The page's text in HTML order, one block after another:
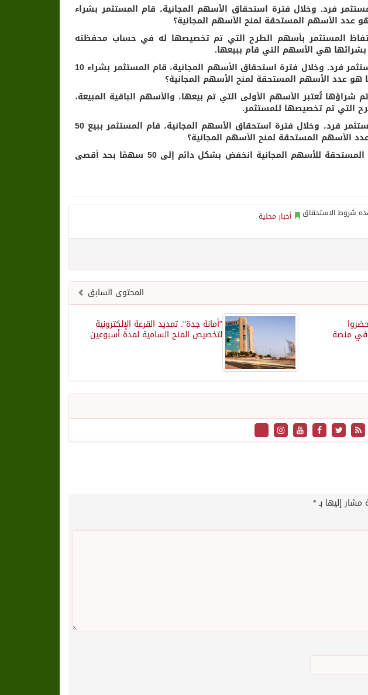
لمستثمر فرد. وخلال فترة استحقاق الأسهم المجانية، قام المستثمر بشراء
احتفاظ المستثمر بأسهم الطرح التي تم تخصيصها له في حساب محفظته
بشرائها هي الأسهم التي قام ببيعها.
3 تم تخصيص 100 سهم من أسهم الطرح لمستثمر فرد. وخلال فترة استحقاق الأسهم المجانية، قام المستثمر بشراء 10
تم شراؤها تُعتبر الأسهم الأولى التي تم بيعها، والأسهم الباقية المبيعة،
4تم تخصيص 100 سهم من أسهم الطرح لمستثمر فرد، وخلال فترة استحقاق الأسهم المجانية، قام المستثمر ببيع 50
الإجابة: 50 سهمًا؛ لأن عدد الأسهم المتبقية المستحقة للأسهم المجانية انخفض بشكل دائم إلى 50 سهمًا بحد أقصى
أخبار محلية
المحتوى السابق
"أمانة جدة": تمديد القرعة الإلكترونية
لتخصيص المنح السامية لمدة أسبوعين
حضروا
في منصة
مشار إليها بـ*